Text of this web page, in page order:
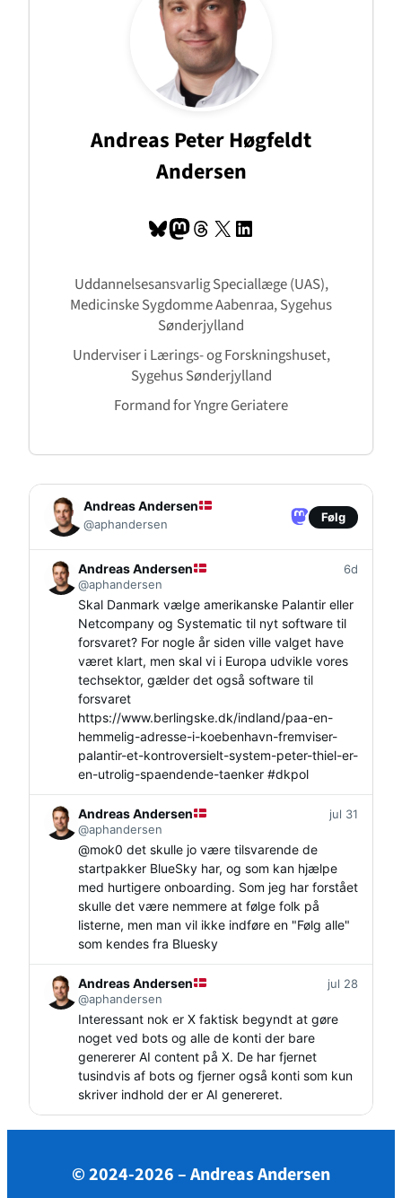
Andreas Peter Høgfeldt
Andersen
Bluesky Mastodon Tråde X LinkedIn
Uddannelsesansvarlig Speciallæge (UAS),
Medicinske Sygdomme Aabenraa, Sygehus
Sønderjylland
Underviser i Lærings- og Forskningshuset,
Sygehus Sønderjylland
Formand for Yngre Geriatere
Andreas Andersen
@aphandersen
Følg
Andreas Andersen
@aphandersen
6d
Skal Danmark vælge amerikanske Palantir eller
Netcompany og Systematic til nyt software til
forsvaret? For nogle år siden ville valget have
været klart, men skal vi i Europa udvikle vores
techsektor, gælder det også software til
forsvaret
https://www.berlingske.dk/indland/paa-en-
hemmelig-adresse-i-koebenhavn-fremviser-
palantir-et-kontroversielt-system-peter-thiel-er-
en-utrolig-spaendende-taenker #dkpol
Andreas Andersen
@aphandersen
jul 31
@mok0 det skulle jo være tilsvarende de
startpakker BlueSky har, og som kan hjælpe
med hurtigere onboarding. Som jeg har forstået
skulle det være nemmere at følge folk på
listerne, men man vil ikke indføre en "Følg alle"
som kendes fra Bluesky
Andreas Andersen
@aphandersen
jul 28
Interessant nok er X faktisk begyndt at gøre
noget ved bots og alle de konti der bare
genererer AI content på X. De har fjernet
tusindvis af bots og fjerner også konti som kun
skriver indhold der er AI genereret.
© 2024-2026 – Andreas Andersen